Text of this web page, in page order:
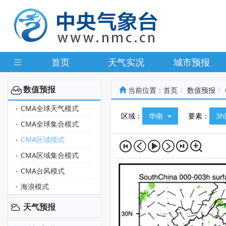
首页 天气实况 城市预报
数值预报
CMA全球天气模式
CMA全球集合模式
CMA区域模式
CMA区域集合模式
CMA台风模式
海浪模式
天气预报
当前位置： 首页 数值预报
区域： 华南 要素： 3h